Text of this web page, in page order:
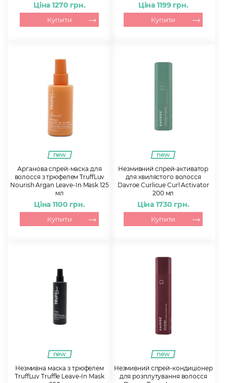
Ціна 1270 грн.
Купити
Ціна 1199 грн.
Купити
new
Арганова спрей-маска для
волосся з трюфелем TruffLuv
Nourish Argan Leave-In Mask 125
мл
Ціна 1100 грн.
Купити
new
Незмивний спрей-активатор
для хвилястого волосся
Davroe Curlicue Curl Activator
200 мл
Ціна 1730 грн.
Купити
new
Незмивна маска з трюфелем
TruffLuv Truffle Leave-In Mask
new
Незмивний спрей-кондиціонер
для розплутування волосся